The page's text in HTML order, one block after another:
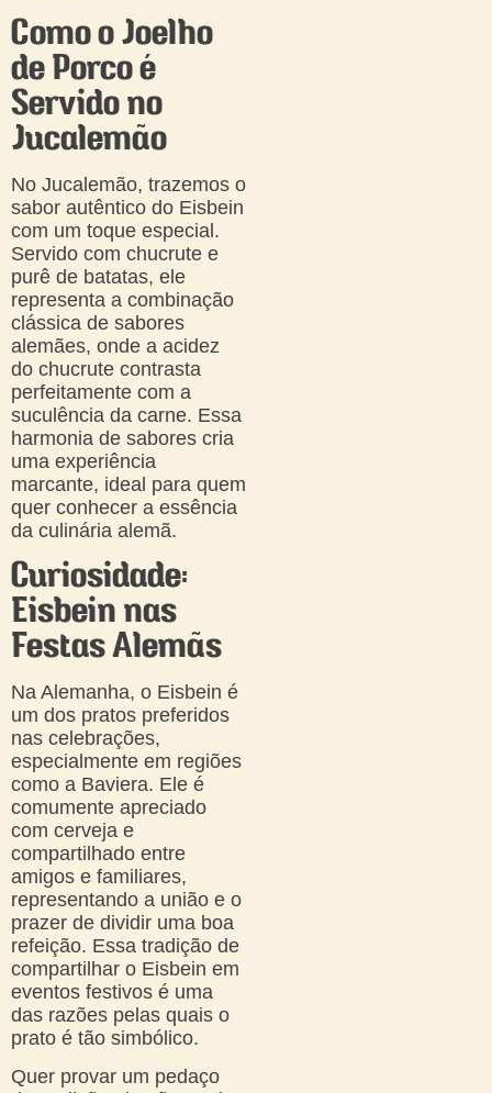
Como o Joelho
de Porco é
Servido no
Jucalemão
No Jucalemão, trazemos o
sabor autêntico do Eisbein
com um toque especial.
Servido com chucrute e
purê de batatas, ele
representa a combinação
clássica de sabores
alemães, onde a acidez
do chucrute contrasta
perfeitamente com a
suculência da carne. Essa
harmonia de sabores cria
uma experiência
marcante, ideal para quem
quer conhecer a essência
da culinária alemã.
Curiosidade:
Eisbein nas
Festas Alemãs
Na Alemanha, o Eisbein é
um dos pratos preferidos
nas celebrações,
especialmente em regiões
como a Baviera. Ele é
comumente apreciado
com cerveja e
compartilhado entre
amigos e familiares,
representando a união e o
prazer de dividir uma boa
refeição. Essa tradição de
compartilhar o Eisbein em
eventos festivos é uma
das razões pelas quais o
prato é tão simbólico.
Quer provar um pedaço